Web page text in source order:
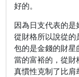
好的。
因為日支代表的是
從財格所以說從
包的是金錢的財
當的富裕的，從
真慣性克制了比